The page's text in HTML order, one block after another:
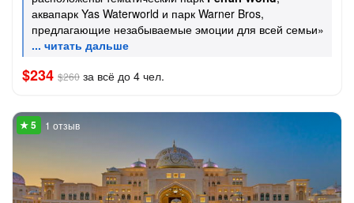
аквапарк Yas Waterworld и парк Warner Bros,
предлагающие незабываемые эмоции для всей семьи»
$234 $260 за всё до 4 чел.
1 отзыв